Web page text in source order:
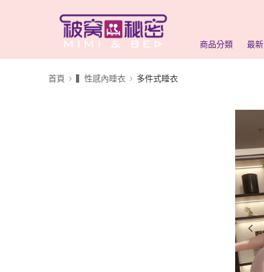
商品分類 最
首頁 ▍性感內睡衣 多件式睡衣